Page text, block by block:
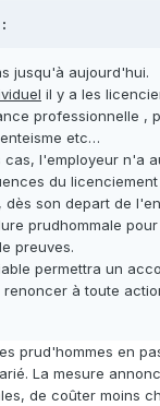
jusqu'à aujourd'hui.
il y a les
professionnelle ,
etc…
cas, l'employeur n'a
du
dès son depart de
prudhommale
preuves.
permettra un
à toute
prud'hommes en
La mesure
de coûter moins